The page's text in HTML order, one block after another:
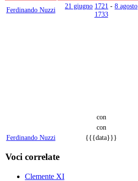
Ferdinando Nuzzi 21 giugno 1721 - 8 agosto
1733
con
con
Ferdinando Nuzzi
{{{data}}}
Voci correlate
Clemente XI